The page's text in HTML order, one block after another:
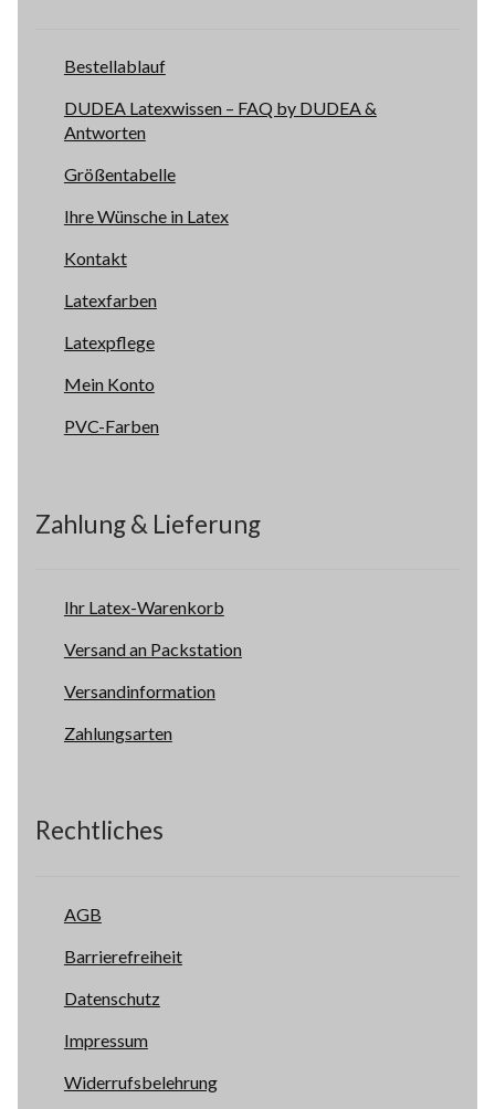
Bestellablauf
DUDEA Latexwissen – FAQ by DUDEA &
Antworten
Größentabelle
Ihre Wünsche in Latex
Kontakt
Latexfarben
Latexpflege
Mein Konto
PVC-Farben
Zahlung & Lieferung
Ihr Latex-Warenkorb
Versand an Packstation
Versandinformation
Zahlungsarten
Rechtliches
AGB
Barrierefreiheit
Datenschutz
Impressum
Widerrufsbelehrung